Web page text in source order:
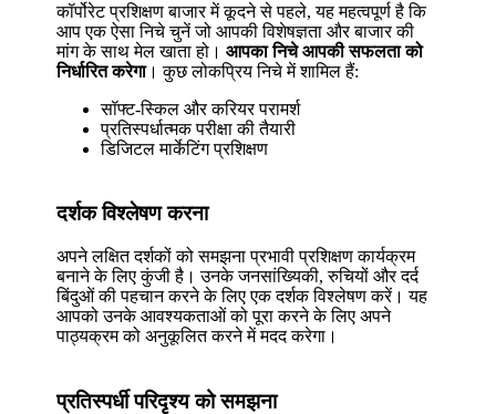
कॉर्पोरेट प्रशिक्षण बाजार में कूदने से पहले, यह महत्वपूर्ण है कि
आप एक ऐसा निचे चुनें जो आपकी विशेषज्ञता और बाजार की
मांग के साथ मेल खाता हो।आपका निचे आपकी सफलता को
निर्धारित करेगा। कुछ लोकप्रिय निचे में शामिल हैं:
सॉफ्ट-स्किल और करियर परामर्श
प्रतिस्पर्धात्मक परीक्षा की तैयारी
डिजिटल मार्केटिंग प्रशिक्षण
दर्शक विश्लेषण करना
अपने लक्षित दर्शकों को समझना प्रभावी प्रशिक्षण कार्यक्रम
बनाने के लिए कुंजी है। उनके जनसांख्यिकी, रुचियों और दर्द
बिंदुओं की पहचान करने के लिए एक दर्शक विश्लेषण करें। यह
आपको उनके आवश्यकताओं को पूरा करने के लिए अपने
पाठ्यक्रम को अनुकूलित करने में मदद करेगा।
प्रतिस्पर्धी परिदृश्य को समझना